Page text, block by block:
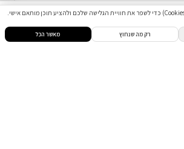
הזמנות הודעות התחבר רק מה שנחוץ מאשר הכל